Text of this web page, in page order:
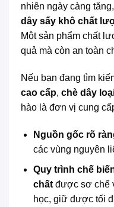
nhiên ngày càng
dây sấy khô chất
Một sản phẩm chất
quả mà còn an toàn
Nếu bạn đang tìm
cao cấp, chè dây
hào là đơn vị cung
Nguồn gốc rõ
các vùng nguyên
Quy trình chế
chấtđược sơ chế
học, giữ được tối